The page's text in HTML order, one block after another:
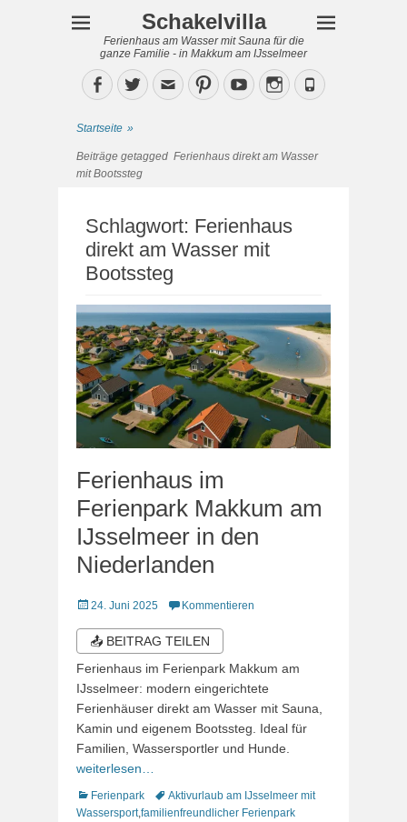
Schakelvilla
Ferienhaus am Wasser mit Sauna für die
ganze Familie - in Makkum am IJsselmeer
Facebook
TwitterEmailPinterestYouTubeInstagram
Phone
Startseite »
Beiträge getagged Ferienhaus direkt am Wasser
mit Bootssteg
Schlagwort: Ferienhaus
direkt am Wasser mit
Bootssteg
Ferienhaus im
Ferienpark Makkum am
IJsselmeer in den
Niederlanden
Veröffentlicht
24. Juni 2025 Kommentieren
📤 BEITRAG TEILEN
Ferienhaus im Ferienpark Makkum am
IJsselmeer: modern eingerichtete
Ferienhäuser direkt am Wasser mit Sauna,
Kamin und eigenem Bootssteg. Ideal für
Familien, Wassersportler und Hunde.
weiterlesen…
Kategorien
Ferienpark Schlagworte
Aktivurlaub am IJsselmeer mit
Wassersport,familienfreundlicher Ferienpark